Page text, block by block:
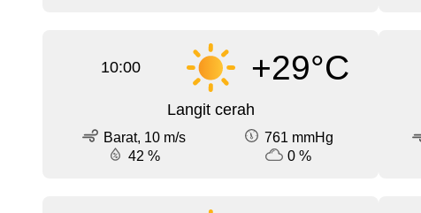
10:00 +29°C
Langit cerah
Barat, 10 m/s
761 mmHg
42 %
0 %